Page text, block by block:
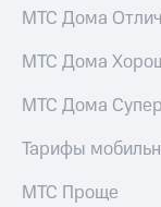
МТС Дома
МТС Дома
МТС Дома Супер
Тарифы
МТС Проще